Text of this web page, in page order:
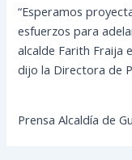
“Esperamos
esfuerzos para
alcalde Farith Fraija
dijo la Directora de
Prensa Alcaldía de